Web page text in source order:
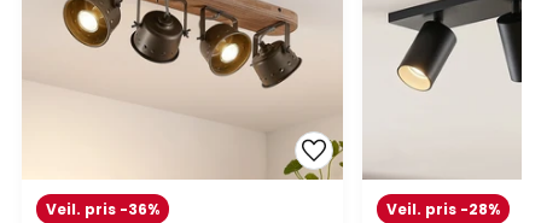
Veil. pris -36% Veil. pris -28%